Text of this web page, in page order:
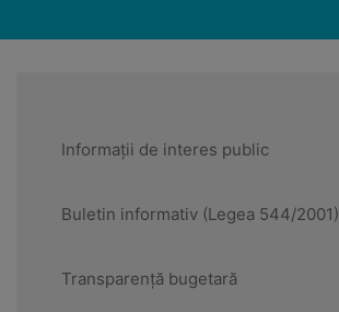
Informații de interes public
Buletin informativ (Legea 544/2001)
Transparență bugetară